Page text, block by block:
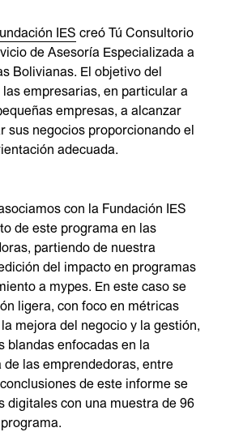
IES creó Tú Consultorio
de Asesoría Especializada a
Bolivianas. El objetivo del
empresarias, en particular a
empresas, a alcanzar
sus negocios proporcionando el
adecuada.
con la Fundación IES
de este programa en las
partiendo de nuestra
del impacto en programas
a mypes. En este caso se
ligera, con foco en métricas
mejora del negocio y la gestión,
blandas enfocadas en la
las emprendedoras, entre
de este informe se
digitales con una muestra de 96